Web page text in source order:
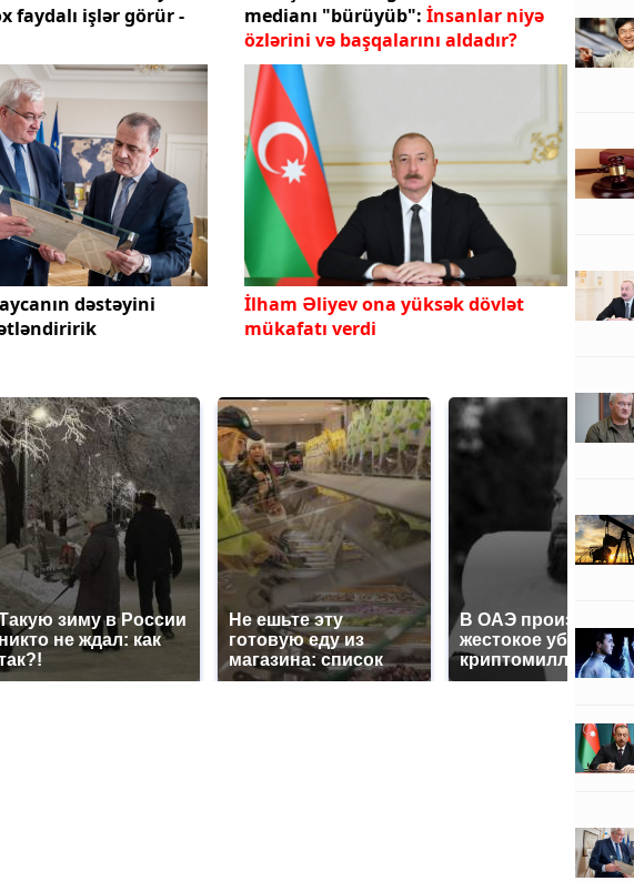
faydalı işlər görür -
medianı "bürüyüb": İnsanlar niyə
özlərini və başqalarını aldadır?
dəstəyini
İlham Əliyev ona yüksək dövlət
mükafatı verdi
зиму в России
никто не ждал: как
Не ешьте эту
готовую еду из
магазина: список
В ОАЭ произошло
жестокое убийство
криптомиллионера